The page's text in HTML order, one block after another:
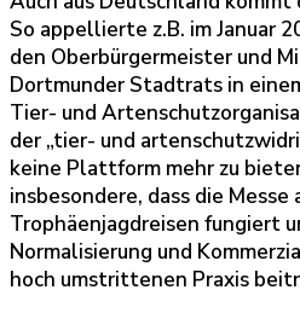
So appellierte z.B. im Januar
den Oberbürgermeister und
Dortmunder Stadtrats in
Tier- und
der „tier- und
keine Plattform mehr zu
insbesondere, dass die
Trophäenjagdreisen fungiert
Normalisierung und
hoch umstrittenen Praxis